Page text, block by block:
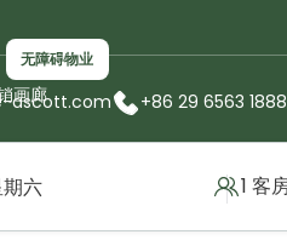
画廊
无障碍物业
ascott.com +86 29 6563 1888
务公寓